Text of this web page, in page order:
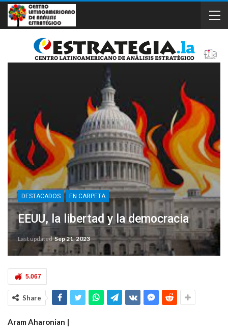
DESTACADOS EN CARPETA
EEUU, la libertad y la democracia
Last updatedSep 21, 2023
5.067
Share
Aram Aharonian |